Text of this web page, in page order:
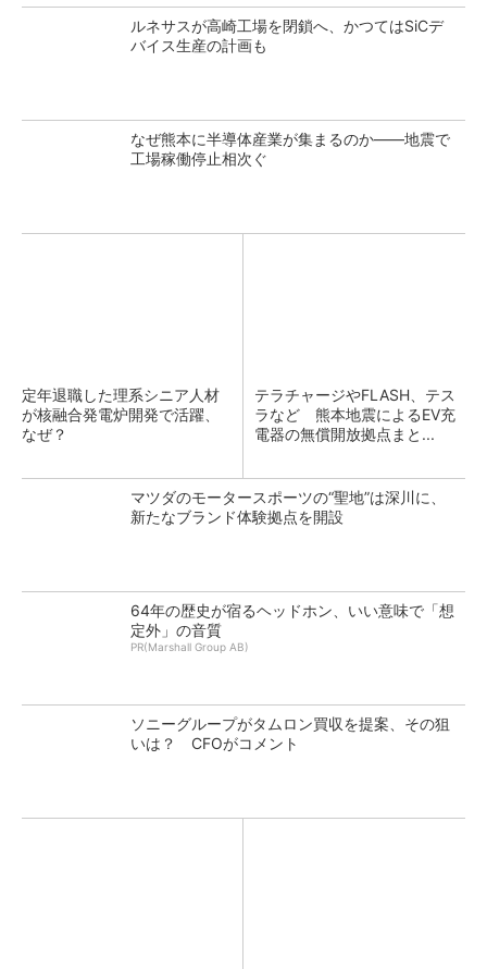
ルネサスが高崎工場を閉鎖へ、かつてはSiCデ
バイス生産の計画も
なぜ熊本に半導体産業が集まるのか――地震で
工場稼働停止相次ぐ
定年退職した理系シニア人材
が核融合発電炉開発で活躍、
なぜ？
テラチャージやFLASH、テス
ラなど 熊本地震によるEV充
電器の無償開放拠点まと...
マツダのモータースポーツの“聖地”は深川に、
新たなブランド体験拠点を開設
64年の歴史が宿るヘッドホン、いい意味で「想
定外」の音質
PR(Marshall Group AB)
ソニーグループがタムロン買収を提案、その狙
いは？ CFOがコメント